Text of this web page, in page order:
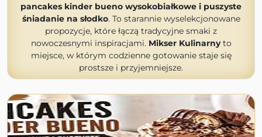
pancakes kinder bueno wysokobiałkowe i puszyste
śniadanie na słodko. To starannie wyselekcjonowane
propozycje, które łączą tradycyjne smaki z
nowoczesnymi inspiracjami. Mikser Kulinarnyto
miejsce, w którym codzienne gotowanie staje się
prostsze i przyjemniejsze.